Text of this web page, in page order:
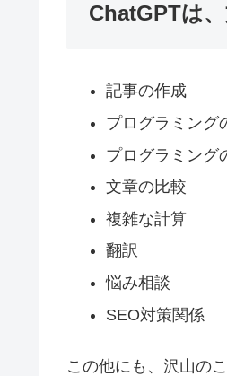
ChatGPTは
記事の作成
プログラミング
プログラミング
文章の比較
複雑な計算
翻訳
悩み相談
SEO対策関係
この他にも、沢山の